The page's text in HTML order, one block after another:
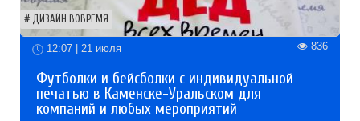
ДИЗАЙН ВОВРЕМЯ
12:07 | 21 июля 836
Футболки и бейсболки с индивидуальной
печатью в Каменске-Уральском для
компаний и любых мероприятий